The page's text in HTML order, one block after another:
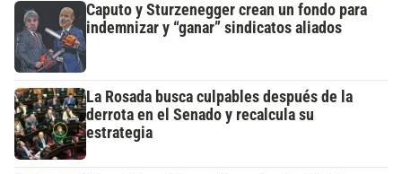
Caputo y Sturzenegger crean un fondo para
indemnizar y “ganar” sindicatos aliados
La Rosada busca culpables después de la
derrota en el Senado y recalcula su
estrategia